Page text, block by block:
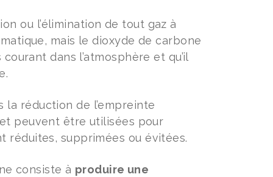
ou l’élimination de tout gaz à
mais le dioxyde de carbone
dans l’atmosphère et qu’il
réduction de l’empreinte
peuvent être utilisées pour
réduites, supprimées ou évitées.
consiste à produire une